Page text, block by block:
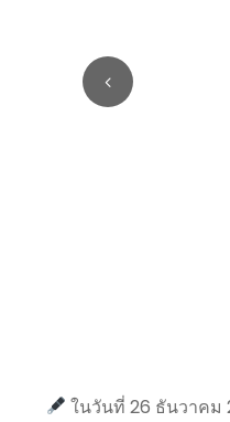
ในวันที่ 26 ธันวาคม